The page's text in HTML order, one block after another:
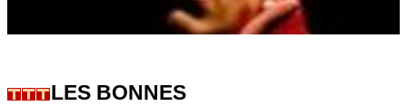
LES BONNES